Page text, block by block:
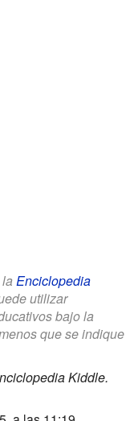
Enciclopedia
utilizar
bajo la
que se indique
Kiddle.